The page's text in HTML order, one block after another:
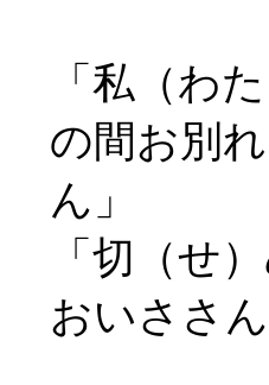
「私（わ
の間お別
ん」
「切（せ
おいささ